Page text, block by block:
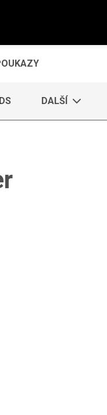
DALŠÍ